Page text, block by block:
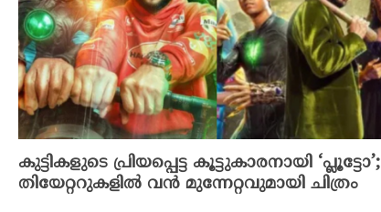
കുട്ടികളുടെ പ്രിയപ്പെട്ട കൂട്ടുകാരനായി ‘പ്ലൂട്ടോ’;
തിയേറ്ററുകളിൽ വൻ മുന്നേറ്റവുമായി ചിത്രം